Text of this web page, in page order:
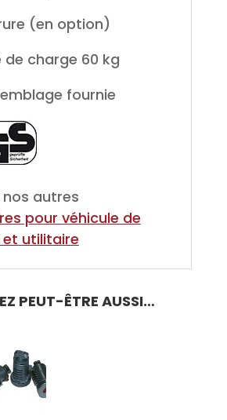
(en option)
charge 60 kg
fournie
autres
pour véhicule de
utilitaire
PEUT-ÊTRE AUSSI…